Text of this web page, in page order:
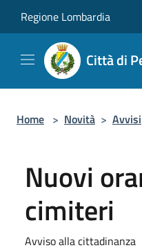
Regione Lombardia
Città di
Home > Novità > Avvisi
Nuovi
cimiteri
Avviso alla cittadinanza